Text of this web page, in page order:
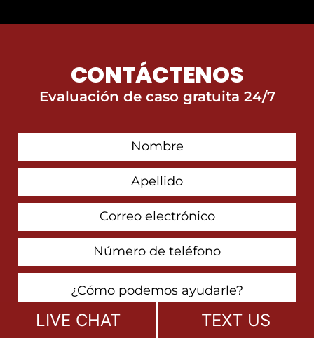
CONTÁCTENOS
Evaluación de caso gratuita 24/7
We
LIVE CHAT TEXT US